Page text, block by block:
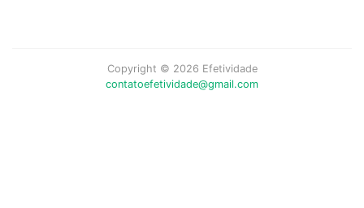
Copyright © 2026 Efetividade
contatoefetividade@gmail.com